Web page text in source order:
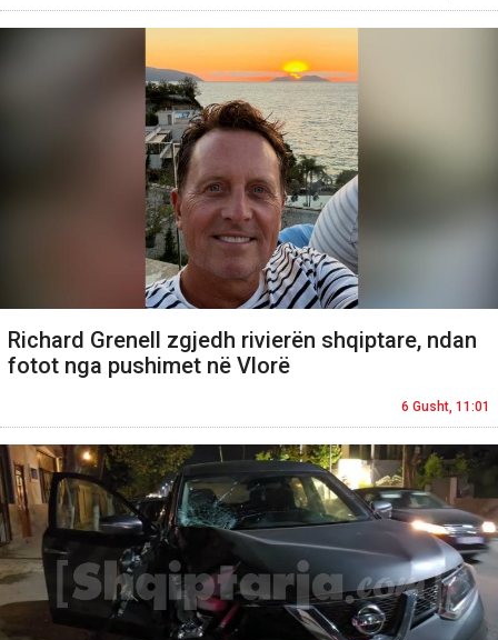
Richard Grenell zgjedh rivierën shqiptare, ndan
fotot nga pushimet në Vlorë
6 Gusht, 11:01